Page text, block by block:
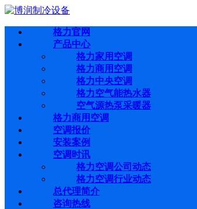
格力官网
产品中心
格力家用空调
格力商用空调
格力中央空调
格力空气能热水器
空气源热泵采暖器
格力商用空调
空调报价
安装案例
空调时讯
格力空调公司动态
格力空调行业动态
总代理简介
咨询热线